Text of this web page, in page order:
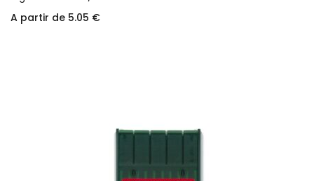
A partir de 5.05 €